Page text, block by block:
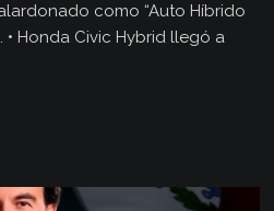
como “Auto Híbrido
Honda Civic Hybrid llegó a